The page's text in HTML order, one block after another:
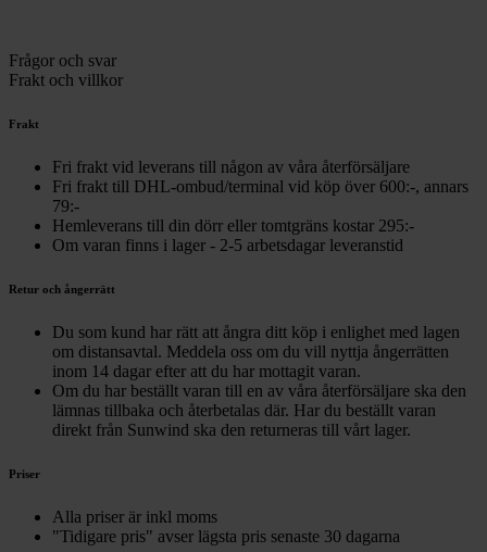
Frågor och svar
Frakt och villkor
Frakt
Fri frakt vid leverans till någon av våra återförsäljare
Fri frakt till DHL-ombud/terminal vid köp över 600:-, annars
79:-
Hemleverans till din dörr eller tomtgräns kostar 295:-
Om varan finns i lager - 2-5 arbetsdagar leveranstid
Retur och ångerrätt
Du som kund har rätt att ångra ditt köp i enlighet med lagen
om distansavtal. Meddela oss om du vill nyttja ångerrätten
inom 14 dagar efter att du har mottagit varan.
Om du har beställt varan till en av våra återförsäljare ska den
lämnas tillbaka och återbetalas där. Har du beställt varan
direkt från Sunwind ska den returneras till vårt lager.
Priser
Alla priser är inkl moms
"Tidigare pris" avser lägsta pris senaste 30 dagarna